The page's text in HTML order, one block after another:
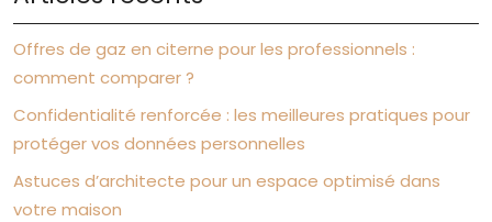
Offres de gaz en citerne pour les professionnels :
comment comparer ?
Confidentialité renforcée : les meilleures pratiques pour
protéger vos données personnelles
Astuces d’architecte pour un espace optimisé dans
votre maison